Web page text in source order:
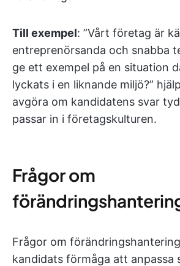
Till exempel: ”Vårt företag är
entreprenörsanda och snabba
ge ett exempel på en situation
lyckats i en liknande miljö?”
avgöra om kandidatens svar
passar in i företagskulturen.
Frågor om
Frågor om
kandidats förmåga att anpassa